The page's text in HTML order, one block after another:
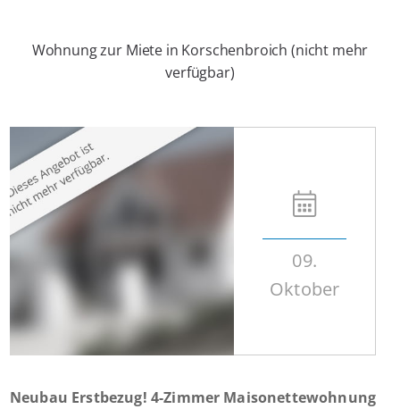
Wohnung zur Miete in Korschenbroich (nicht mehr
verfügbar)
09.
Oktober
Neubau Erstbezug! 4-Zimmer Maisonettewohnung